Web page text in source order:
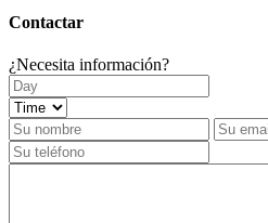
Contactar
¿Necesita información?